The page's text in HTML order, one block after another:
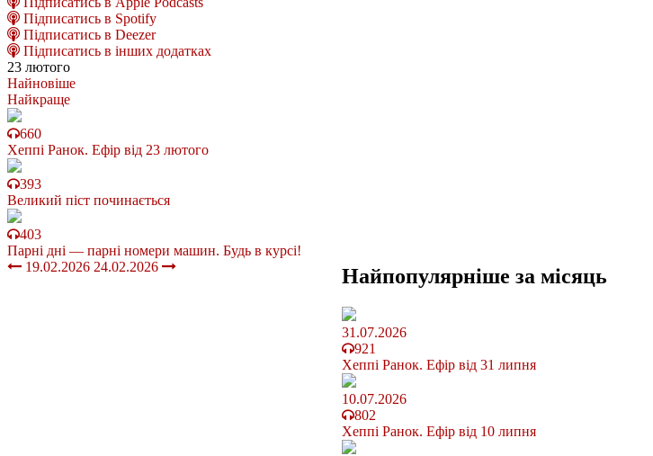
Підписатись в Spotify
Підписатись в Deezer
Підписатись в інших додатках
23 лютого
Найновіше
Найкраще
660
Хеппі Ранок. Ефір від 23 лютого
393
Великий піст починається
403
Парні дні — парні номери машин. Будь в курсі!
19.02.2026 24.02.2026 Найпопулярніше за місяць
31.07.2026
921
Хеппі Ранок. Ефір від 31 липня
10.07.2026
802
Хеппі Ранок. Ефір від 10 липня